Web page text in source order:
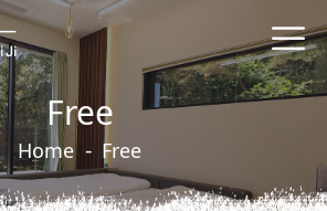
Free
Home Free